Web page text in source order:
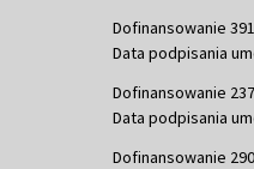
Dofinansowanie
Data podpisania
Dofinansowanie
Data podpisania
Dofinansowanie